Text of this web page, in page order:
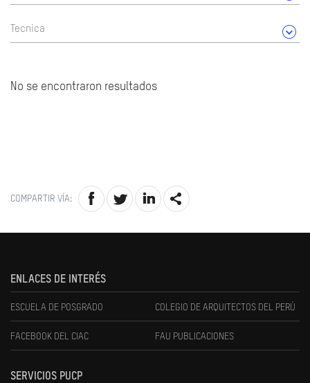
Tecnica
No se encontraron resultados
COMPARTIR VÍA:
ENLACES DE INTERÉS
ESCUELA DE POSGRADO COLEGIO DE ARQUITECTOS DEL PERÚ
FACEBOOK DEL CIAC FAU PUBLICACIONES
SERVICIOS PUCP